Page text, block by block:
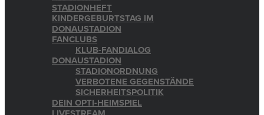
STADIONHEFT
KINDERGEBURTSTAG IM
DONAUSTADION
FANCLUBS
KLUB-FANDIALOG
DONAUSTADION
STADIONORDNUNG
VERBOTENE GEGENSTÄNDE
SICHERHEITSPOLITIK
DEIN OPTI-HEIMSPIEL